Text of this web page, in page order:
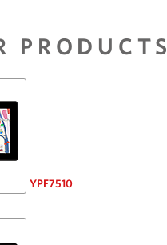
PRODUCTS
YPF7510